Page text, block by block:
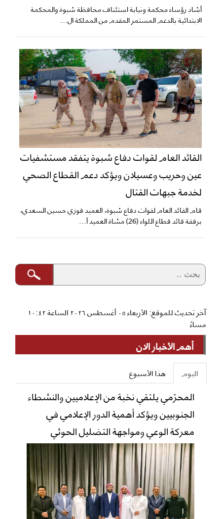
​أشاد رؤساء محكمة ونيابة استئناف محافظة شبوة والمحكمة
الابتدائية بالدعم المستمر المقدم من المملكة ال...
القائد العام لقوات دفاع شبوة يتفقد مستشفيات
عين وحريب وعسيلان ويؤكد دعم القطاع الصحي
لخدمة جبهات القتال
قام القائد العام لقوات دفاع شبوة، العميد فوزي حسين السعدي،
برفقة قائد قطاع اللواء (26) مشاة العميد أ...
آخر تحديث للموقع: الأربعاء ٠٥ أغسطس ٢٠٢٦ الساعة ١٠:٤٢
مساءً
أهم الأخبار الان
اليوم هذا الأسبوع
المحرّمي يلتقي نخبة من الإعلاميين والنشطاء
الجنوبيين ويؤكد أهمية الدور الإعلامي في
معركة الوعي ومواجهة التضليل الحوثي